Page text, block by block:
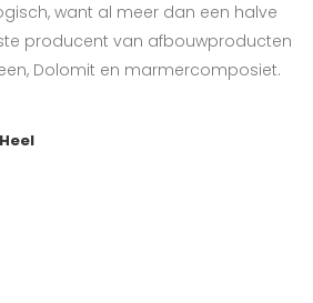
want al meer dan een halve
producent van afbouwproducten
Dolomit en marmercomposiet.